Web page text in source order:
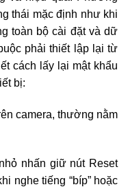
thái mặc định như khi
toàn bộ cài đặt và dữ
phải thiết lập lại từ
cách lấy lại mật khẩu
bị:
camera, thường nằm
nhấn giữ nút Reset
nghe tiếng “bíp” hoặc